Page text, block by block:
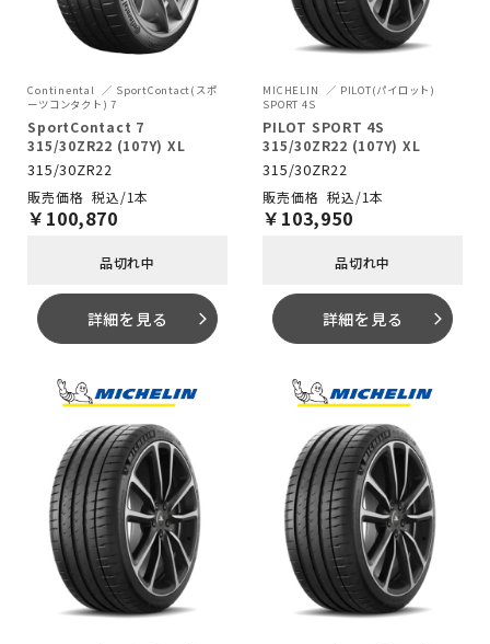
Continental
SportContact(スポ
ーツコンタクト) 7
SportContact 7
315/30ZR22 (107Y) XL
315/30ZR22
税込/1本
￥ 100,870
品切れ中
詳細を見る arrow_forward_ios
MICHELIN
PILOT(パイロット)
SPORT 4S
PILOT SPORT 4S
315/30ZR22 (107Y) XL
315/30ZR22
税込/1本
￥ 103,950
品切れ中
詳細を見る arrow_forward_ios